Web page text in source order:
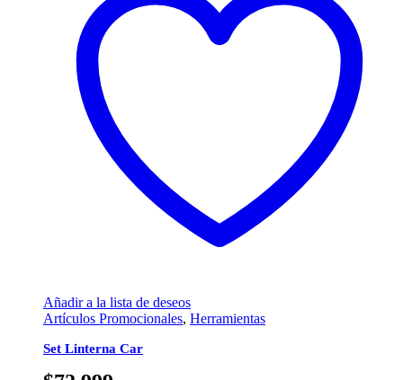
Añadir a la lista de deseos
Artículos Promocionales, Herramientas
Set Linterna Car